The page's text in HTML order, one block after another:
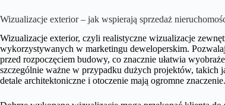
Wizualizacje exterior – jak wspierają sprzedaż
Wizualizacje exterior, czyli realistyczne wizualizacje
wykorzystywanych w marketingu deweloperskim.
przed rozpoczęciem budowy, co znacznie ułatwia
szczególnie ważne w przypadku dużych projektów, takich
detale architektoniczne i otoczenie mają ogromne znaczenie.